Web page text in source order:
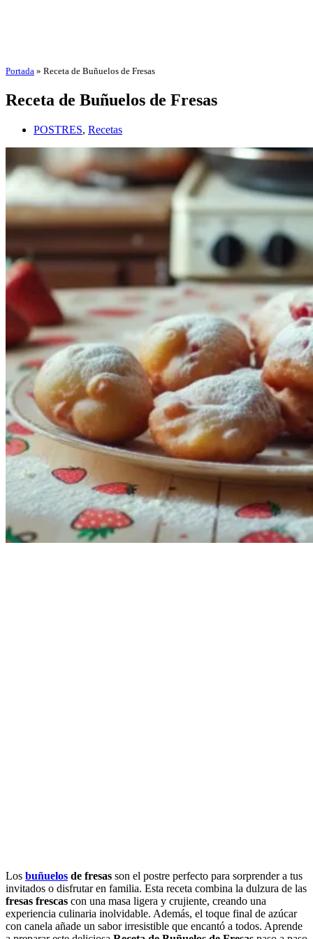
Portada » Receta de Buñuelos de Fresas
Receta de Buñuelos de Fresas
POSTRES, Recetas
Los buñuelos de fresas son el postre perfecto para sorprender a tus
invitados o disfrutar en familia. Esta receta combina la dulzura de las
fresas frescas con una masa ligera y crujiente, creando una
experiencia culinaria inolvidable. Además, el toque final de azúcar
con canela añade un sabor irresistible que encantó a todos. Aprende